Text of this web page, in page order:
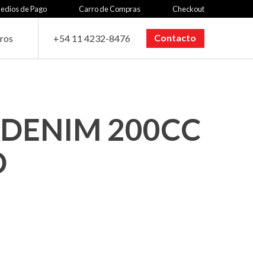
de Pago Carro de Compras Checkout
+54 11 4232-8476 Contacto
200CC